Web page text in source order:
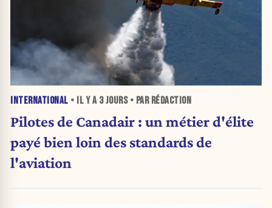
INTERNATIONAL • IL Y A 3 JOURS• PAR RÉDACTION
Pilotes de Canadair : un métier d'élite
payé bien loin des standards de
l'aviation